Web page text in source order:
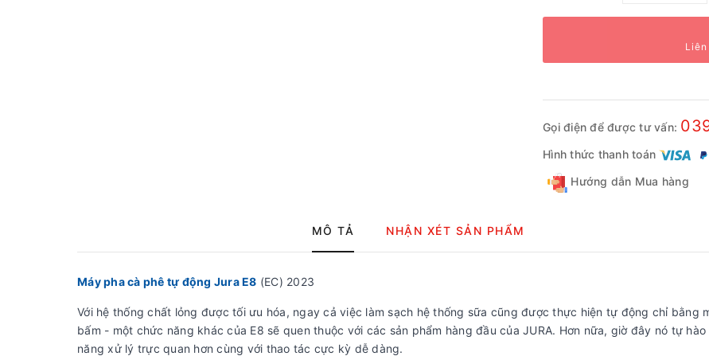
Gọi điện để được tư vấn:
Hình thức thanh toán
Hướng dẫn Mua hàng
MÔ TẢ NHẬN XÉT SẢN PHẨM
Máy pha cà phê tự động Jura E8 (EC) 2023
Với hệ thống chất lỏng được tối ưu hóa, ngay cả việc làm sạch hệ thống sữa cũng được thực hiện tự động chỉ bằng
bấm - một chức năng khác của E8 sẽ quen thuộc với các sản phẩm hàng đầu của JURA. Hơn nữa, giờ đây nó tự hào
năng xử lý trực quan hơn cùng với thao tác cực kỳ dễ dàng.